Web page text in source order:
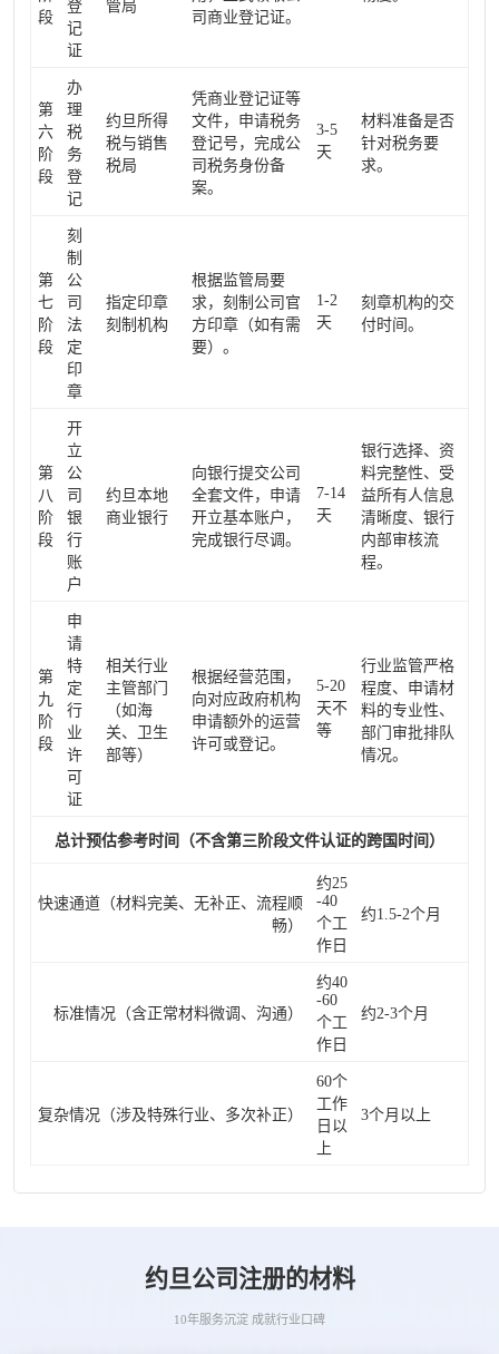
段
登
记
证
管局
司商业登记证。
第
六
阶
段
办
理
税
务
登
记
约旦所得
税与销售
税局
凭商业登记证等
文件，申请税务
登记号，完成公
司税务身份备
案。
3-5
天
材料准备是否
针对税务要
求。
第
七
阶
段
刻
制
公
司
法
定
印
章
指定印章
刻制机构
根据监管局要
求，刻制公司官
方印章（如有需
要）。
1-2
天
刻章机构的交
付时间。
第
八
阶
段
开
立
公
司
银
行
账
户
约旦本地
商业银行
向银行提交公司
全套文件，申请
开立基本账户，
完成银行尽调。
7-14
天
银行选择、资
料完整性、受
益所有人信息
清晰度、银行
内部审核流
程。
第
九
阶
段
申
请
特
定
行
业
许
可
证
相关行业
主管部门
（如海
关、卫生
部等）
根据经营范围，
向对应政府机构
申请额外的运营
许可或登记。
5-20
天不
等
行业监管严格
程度、申请材
料的专业性、
部门审批排队
情况。
总计预估参考时间（不含第三阶段文件认证的跨国时间）
快速通道（材料完美、无补正、流程顺
畅）
约25
-40
个工
作日
约1.5-2个月
标准情况（含正常材料微调、沟通）
约40
-60
个工
作日
约2-3个月
复杂情况（涉及特殊行业、多次补正）
60个
工作
日以
上
3个月以上
约旦公司注册的材料
10年服务沉淀 成就行业口碑